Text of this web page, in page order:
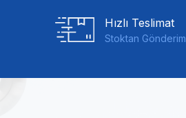
Hızlı Teslimat
Stoktan Gönderim